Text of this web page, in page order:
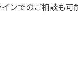
ンでのご相談も可